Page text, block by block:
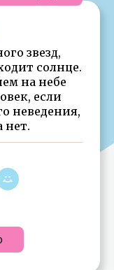
звезд,
солнце.
на небе
если
неведения,
нет.